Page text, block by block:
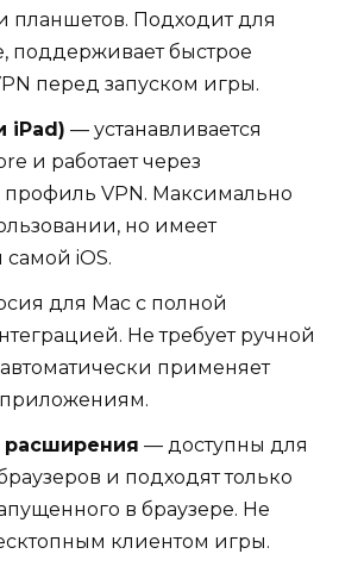
планшетов. Подходит для
поддерживает быстрое
перед запуском игры.
iPad) — устанавливается
и работает через
профиль VPN. Максимально
но имеет
iOS.
для Mac с полной
Не требует ручной
применяет
расширения — доступны для
и подходят только
в браузере. Не
клиентом игры.